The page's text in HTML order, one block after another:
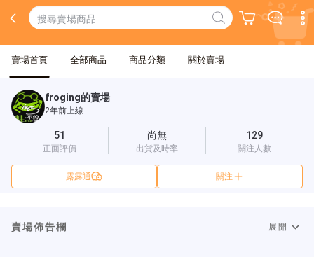
賣場首頁 全部商品 商品分類 關於賣場
froging的賣場
2年前上線
51
正面評價
尚無
出貨及時率
129
關注人數
露露通 關注
賣場佈告欄 展開